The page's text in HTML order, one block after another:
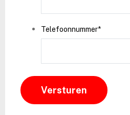
Telefoonnummer*